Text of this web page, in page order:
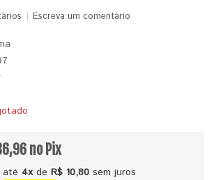
Escreva um comentário
no Pix
até 4xde R$ 10,80 sem juros